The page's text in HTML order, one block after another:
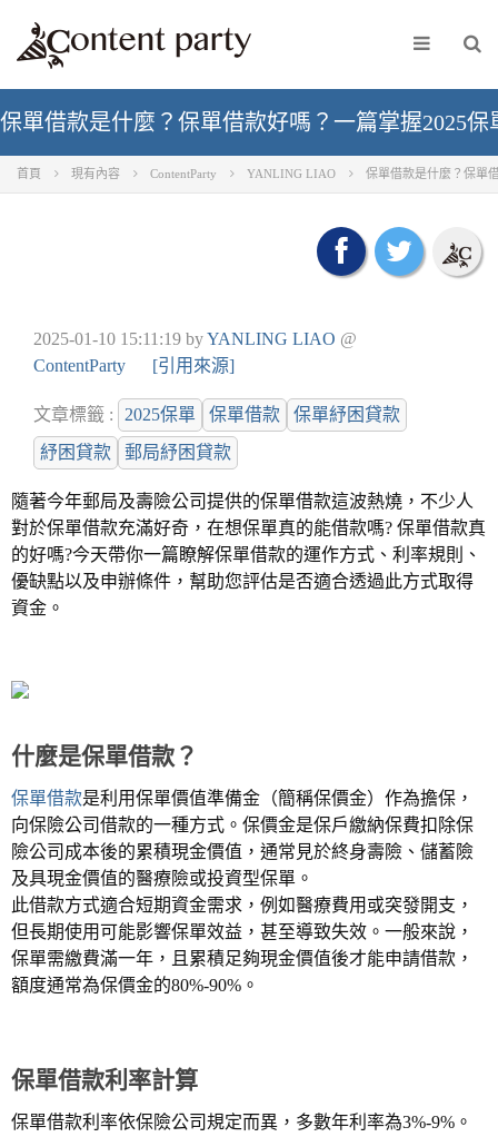
保單借款是什麼？保單借款好嗎？一篇掌握2025
首頁 現有內容 ContentParty YANLING LIAO 保單借款是什麼？保單
2025-01-10 15:11:19 byYANLING LIAO @
ContentParty
[引用來源]
文章標籤 : 2025保單 保單借款
保單紓困貸款
紓困貸款
郵局紓困貸款
隨著今年郵局及壽險公司提供的保單借款這波熱燒，不少人
對於保單借款充滿好奇，在想保單真的能借款嗎? 保單借款真
的好嗎?今天帶你一篇瞭解保單借款的運作方式、利率規則、
優缺點以及申辦條件，幫助您評估是否適合透過此方式取得
資金。
什麼是保單借款？
保單借款是利用保單價值準備金（簡稱保價金）作為擔保，
向保險公司借款的一種方式。保價金是保戶繳納保費扣除保
險公司成本後的累積現金價值，通常見於終身壽險、儲蓄險
及具現金價值的醫療險或投資型保單。
此借款方式適合短期資金需求，例如醫療費用或突發開支，
但長期使用可能影響保單效益，甚至導致失效。一般來說，
保單需繳費滿一年，且累積足夠現金價值後才能申請借款，
額度通常為保價金的80%-90%。
保單借款利率計算
保單借款利率依保險公司規定而異，多數年利率為3%-9%。